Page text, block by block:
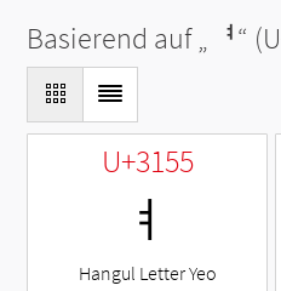
Basierend auf „ ᅧ“
U+3155
ㅕ
Hangul Letter Yeo